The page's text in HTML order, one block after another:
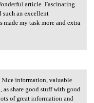
article. Fascinating
such an excellent
made my task more and extra
Nice
Nice information, valuable
as share good stuff with good
of great information and